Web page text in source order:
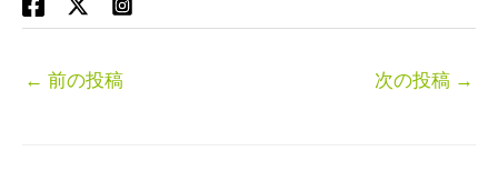
← 前の投稿 次の投稿 →